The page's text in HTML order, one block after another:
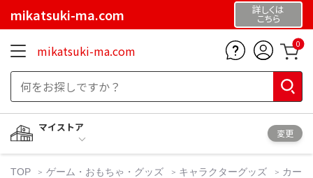
mikatsuki-ma.com 詳しくは
こちら
mikatsuki-ma.com 0
マイストア
変更
TOP ゲーム・おもちゃ・グッズ キャラクターグッズ
カー